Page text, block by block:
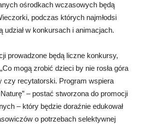
ośrodkach wczasowych będą
podczas których najmłodsi
w konkursach i animacjach.
prowadzone będą liczne konkursy,
mogą zrobić dzieci by nie rosła góra
czy recytatorski. Program wspiera
– postać stworzona do promocji
– który będzie doraźnie edukował
o potrzebach selektywnej